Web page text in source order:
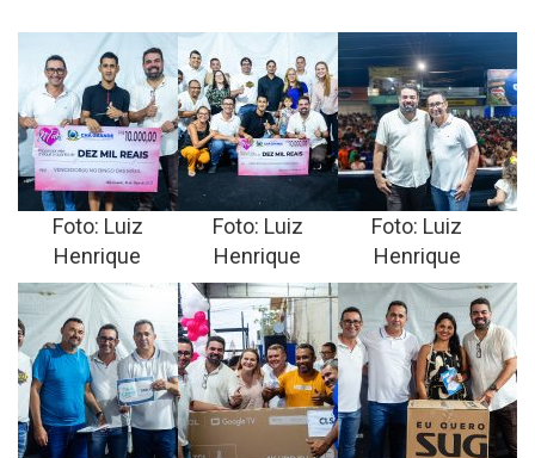
Foto: Luiz
Henrique
Foto: Luiz
Henrique
Foto: Luiz
Henrique